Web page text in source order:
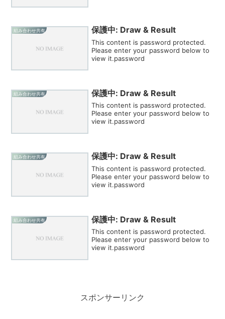
組み合わせ共有 保護中: Draw & Result
This content is password protected.
Please enter your password below to
view it.password
組み合わせ共有 保護中: Draw & Result
This content is password protected.
Please enter your password below to
view it.password
組み合わせ共有 保護中: Draw & Result
This content is password protected.
Please enter your password below to
view it.password
組み合わせ共有 保護中: Draw & Result
This content is password protected.
Please enter your password below to
view it.password
スポンサーリンク